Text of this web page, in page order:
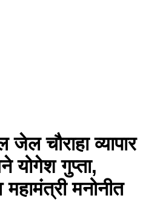
चौराहा व्यापार
योगेश गुप्ता,
मनोनीत